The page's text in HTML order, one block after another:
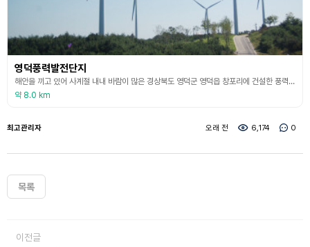
영덕풍력발전단지
해안을 끼고 있어 사계절 내내 바람이 많은 경상북도 영덕군 영덕읍 창포리에 건설한 풍력발전단지로, 영덕의 유명 관광지인 해맞이공원 위쪽 언덕에 조성되어 있다.
약 8.0 km
최고관리자 오래 전 6,174 0
목록
이전글